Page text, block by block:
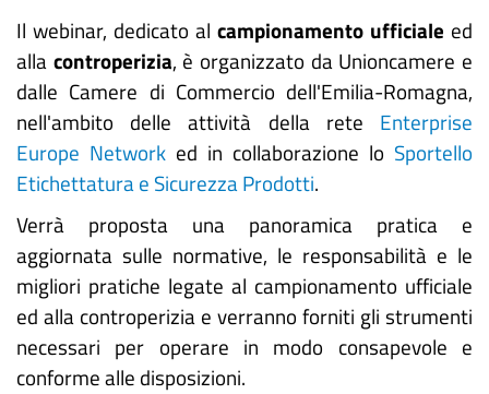
Il webinar, dedicato al campionamento ufficiale ed
alla controperizia, è organizzato da Unioncamere e
dalle Camere di Commercio dell'Emilia-Romagna,
nell'ambito delle attività della rete Enterprise
Europe Network ed in collaborazione lo Sportello
Etichettatura e Sicurezza Prodotti.
Verrà proposta una panoramica pratica e
aggiornata sulle normative, le responsabilità e le
migliori pratiche legate al campionamento ufficiale
ed alla controperizia e verranno forniti gli strumenti
necessari per operare in modo consapevole e
conforme alle disposizioni.